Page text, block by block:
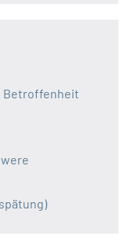
Betroffenheit